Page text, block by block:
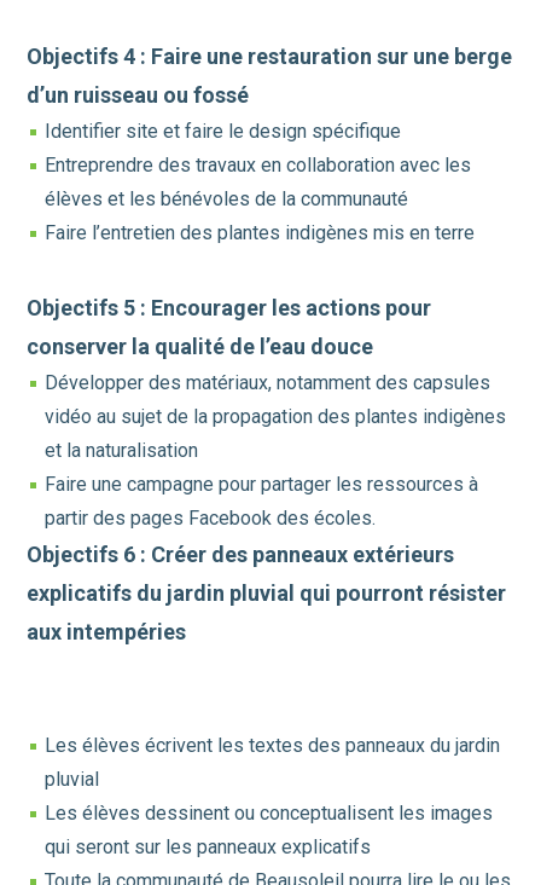
Objectifs 4 : Faire une restauration sur une berge
d’un ruisseau ou fossé
Identifier site et faire le design spécifique
Entreprendre des travaux en collaboration avec les
élèves et les bénévoles de la communauté
Faire l’entretien des plantes indigènes mis en terre
Objectifs 5 : Encourager les actions pour
conserver la qualité de l’eau douce
Développer des matériaux, notamment des capsules
vidéo au sujet de la propagation des plantes indigènes
et la naturalisation
Faire une campagne pour partager les ressources à
partir des pages Facebook des écoles.
Objectifs 6 : Créer des panneaux extérieurs
explicatifs du jardin pluvial qui pourront résister
aux intempéries
Les élèves écrivent les textes des panneaux du jardin
pluvial
Les élèves dessinent ou conceptualisent les images
qui seront sur les panneaux explicatifs